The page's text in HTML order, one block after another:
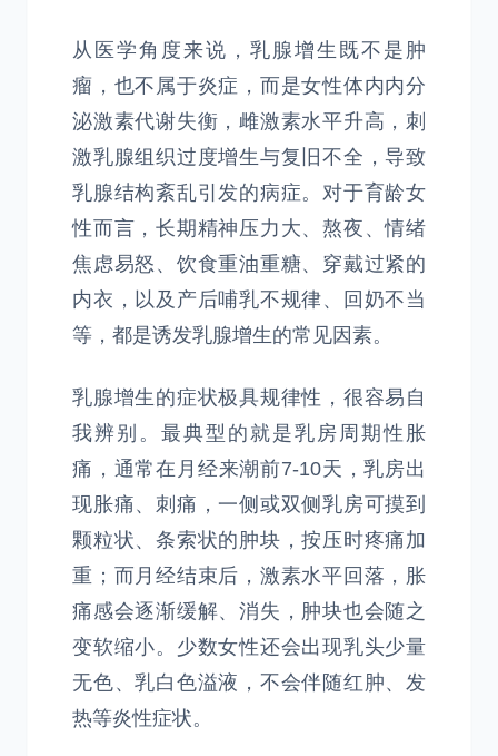
从医学角度来说，乳腺增生既不是肿
瘤，也不属于炎症，而是女性体内内分
泌激素代谢失衡，雌激素水平升高，刺
激乳腺组织过度增生与复旧不全，导致
乳腺结构紊乱引发的病症。对于育龄女
性而言，长期精神压力大、熬夜、情绪
焦虑易怒、饮食重油重糖、穿戴过紧的
内衣，以及产后哺乳不规律、回奶不当
等，都是诱发乳腺增生的常见因素。
乳腺增生的症状极具规律性，很容易自
我辨别。最典型的就是乳房周期性胀
痛，通常在月经来潮前7-10天，乳房出
现胀痛、刺痛，一侧或双侧乳房可摸到
颗粒状、条索状的肿块，按压时疼痛加
重；而月经结束后，激素水平回落，胀
痛感会逐渐缓解、消失，肿块也会随之
变软缩小。少数女性还会出现乳头少量
无色、乳白色溢液，不会伴随红肿、发
热等炎性症状。